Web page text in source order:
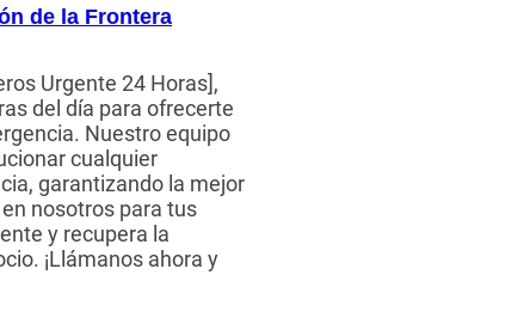
de la Frontera
Urgente 24 Horas],
del día para ofrecerte
Nuestro equipo
cualquier
garantizando la mejor
nosotros para tus
y recupera la
¡Llámanos ahora y